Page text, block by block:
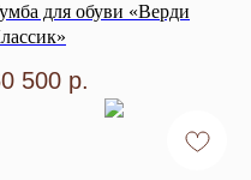
для обуви «Верди
500 р.